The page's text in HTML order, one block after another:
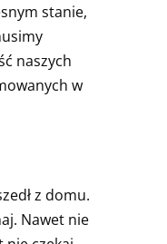
stanie,
naszych
w
z domu.
Nawet nie